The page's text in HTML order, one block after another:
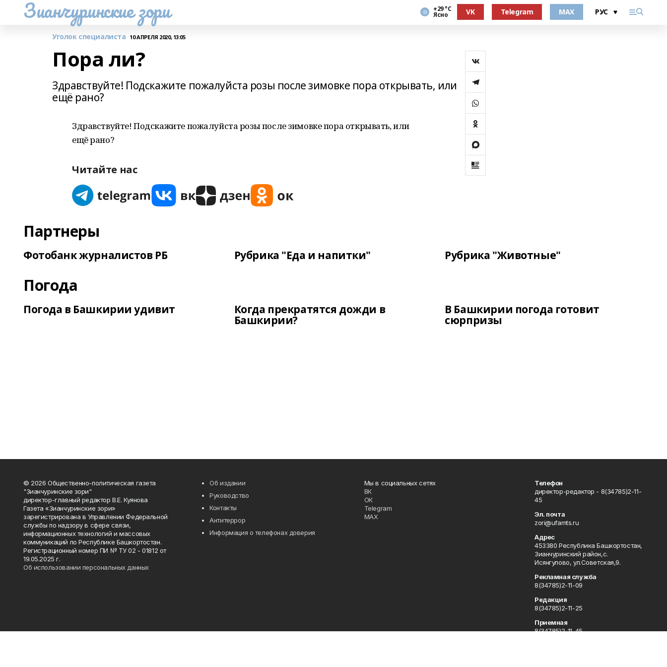
Зианчуринские зори +29 °С
Ясно VK Telegram MAX
Уголок специалиста 10 АПРЕЛЯ 2020, 13:05
Пора ли?
Здравствуйте! Подскажите пожалуйста розы после зимовке пора открывать, или
ещё рано?
Здравствуйте! Подскажите пожалуйста розы после зимовке пора открывать, или
ещё рано?
Читайте нас
Партнеры
Фотобанк журналистов РБ Рубрика "Еда и напитки" Рубрика "Животные"
Погода
Погода в Башкирии удивит Когда прекратятся дожди в
Башкирии?
В Башкирии погода готовит
сюрпризы
© 2026 Общественно-политическая газета
"Зианчуринские зори"
директор-главный редактор В.Е. Куянова
Газета «Зианчуринские зори»
зарегистрирована в Управлении Федеральной
службы по надзору в сфере связи,
информационных технологий и массовых
коммуникаций по Республике Башкортостан.
Регистрационный номер ПИ № ТУ 02 - 01812 от
19.05.2025 г.
Об использовании персональных данных
Об издании
Руководство
Контакты
Антитеррор
Информация о телефонах доверия
Мы в социальных сетях
ВК
ОК
Telegram
MAX
Телефон
директор-редактор - 8(34785)2-11-
45
Эл. почта
zori@ufamts.ru
Адрес
453380 Республика Башкортостан,
Зианчуринский район,с.
Исянгулово, ул.Советская,9.
Рекламная служба
8(34785)2-11-09
Редакция
8(34785)2-11-25
Приемная
8(34785)2-11-45